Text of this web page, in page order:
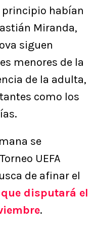
principio habían
Miranda,
siguen
menores de la
de la adulta,
como los
se
UEFA
de afinar el
que disputará el
.